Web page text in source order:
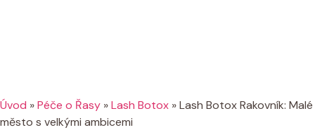
Úvod »Péče o Řasy »Lash Botox »Lash Botox Rakovník: Malé
město s velkými ambicemi